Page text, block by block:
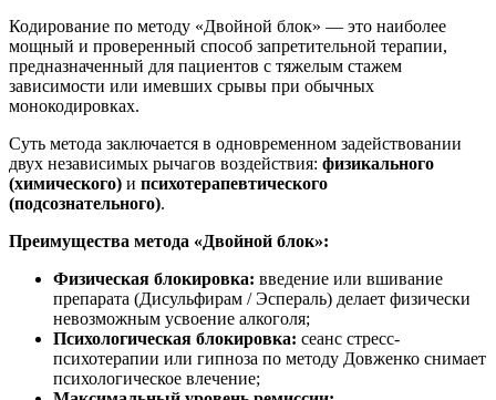
Кодирование по методу «Двойной блок» — это наиболее
мощный и проверенный способ запретительной терапии,
предназначенный для пациентов с тяжелым стажем
зависимости или имевших срывы при обычных
монокодировках.
Суть метода заключается в одновременном задействовании
двух независимых рычагов воздействия: физикального
(химического) и психотерапевтического
(подсознательного).
Преимущества метода «Двойной блок»:
Физическая блокировка: введение или вшивание
препарата (Дисульфирам / Эспераль) делает физически
невозможным усвоение алкоголя;
Психологическая блокировка: сеанс стресс-
психотерапии или гипноза по методу Довженко снимает
психологическое влечение;